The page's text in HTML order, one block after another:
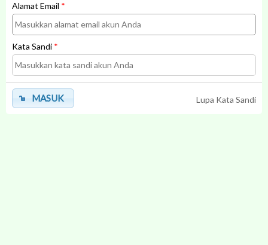
Alamat Email *
Kata Sandi *
Lupa Kata Sandi
MASUK